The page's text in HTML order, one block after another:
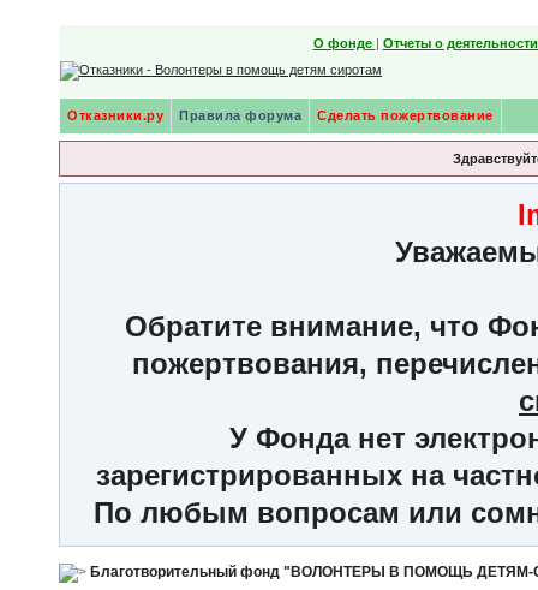
О фонде | Отчеты о
Отказники.ру Правила форума Сделать пожертвование
Обратите внимание, что
пожертвования,
У Фонда нет
зарегистрированных на
По любым вопросам или
Благотворительный фонд "ВОЛОНТЕРЫ В ПОМОЩЬ